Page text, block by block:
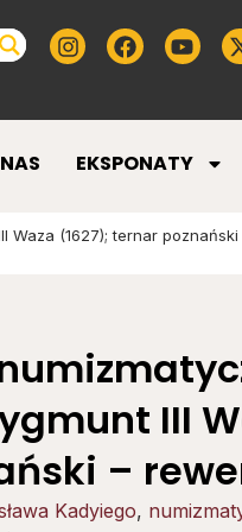
EKSPONATY
Waza (1627); ternar
III
–
Kadyiego,